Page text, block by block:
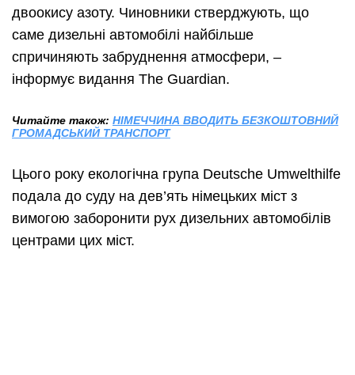
двоокису азоту. Чиновники стверджують, що
саме дизельні автомобілі найбільше
спричиняють забруднення атмосфери, –
інформує видання The Guardian.
Читайте також: НІМЕЧЧИНА ВВОДИТЬ БЕЗКОШТОВНИЙ
ГРОМАДСЬКИЙ ТРАНСПОРТ
Цього року екологічна група Deutsche Umwelthilfe
подала до суду на дев’ять німецьких міст з
вимогою заборонити рух дизельних автомобілів
центрами цих міст.